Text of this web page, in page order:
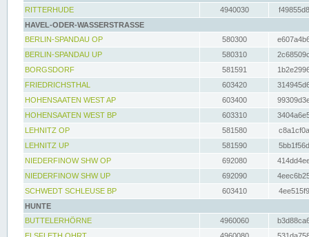
RITTERHUDE
4940030
HAVEL-ODER-WASSERSTRASSE
BERLIN-SPANDAU OP
580300
BERLIN-SPANDAU UP
580310
BORGSDORF
581591
FRIEDRICHSTHAL
603420
HOHENSAATEN WEST AP
603400
HOHENSAATEN WEST BP
603310
LEHNITZ OP
581580
LEHNITZ UP
581590
NIEDERFINOW SHW OP
692080
NIEDERFINOW SHW UP
692090
SCHWEDT SCHLEUSE BP
603410
HUNTE
BUTTELERHÖRNE
4960060